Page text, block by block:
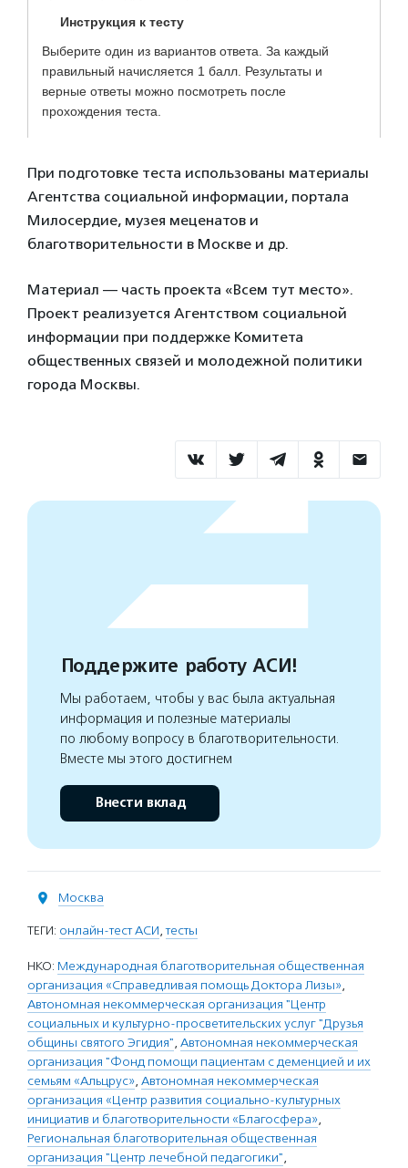
При подготовке теста использованы материалы
Агентства социальной информации, портала
Милосердие, музея меценатов и
благотворительности в Москве и др.
Материал — часть проекта «Всем тут место».
Проект реализуется Агентством социальной
информации при поддержке Комитета
общественных связей и молодежной политики
города Москвы.
Поддержите работу АСИ!
Мы работаем, чтобы у вас была актуальная
информация и полезные материалы
по любому вопросу в благотворительности.
Вместе мы этого достигнем
Внести вклад
Москва
ТЕГИ: онлайн-тест АСИ,тесты
НКО: Международная благотворительная общественная
организация «Справедливая помощь Доктора Лизы»,
Автономная некоммерческая организация "Центр
социальных и культурно-просветительских услуг "Друзья
общины святого Эгидия", Автономная некоммерческая
организация "Фонд помощи пациентам с деменцией и их
семьям «Альцрус», Автономная некоммерческая
организация «Центр развития социально-культурных
инициатив и благотворительности «Благосфера»,
Региональная благотворительная общественная
организация "Центр лечебной педагогики",